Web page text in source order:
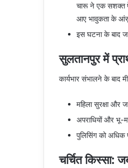
चारू ने एक सशक्त
आए भावुकता के
इस घटना के बाद
सुलतानपुर में
कार्यभार संभालने के बाद
महिला सुरक्षा और
अपराधियों और भू-
पुलिसिंग को अधिक
चर्चित किस्सा: